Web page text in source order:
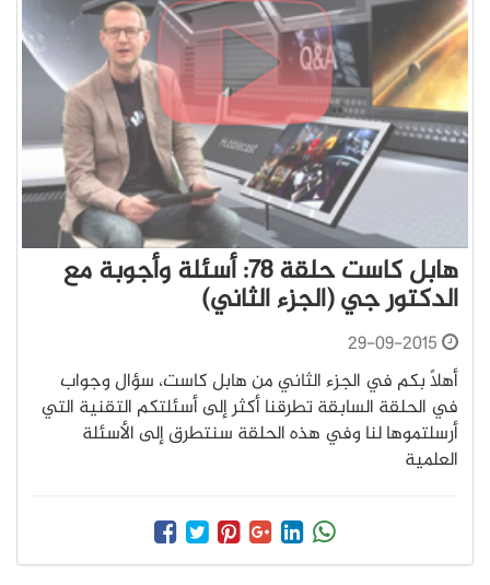
هابل كاست حلقة 78: أسئلة وأجوبة مع
الدكتور جي (الجزء الثاني)
29-09-2015
أهلاً بكم في الجزء الثاني من هابل كاست، سؤال وجواب
في الحلقة السابقة تطرقنا أكثر إلى أسئلتكم التقنية التي
أرسلتموها لنا وفي هذه الحلقة سنتطرق إلى الأسئلة
العلمية